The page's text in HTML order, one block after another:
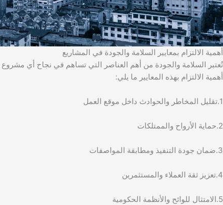
أهمية الالتزام بمعايير السلامة والجودة في المشاريع
تُعتبر السلامة والجودة من أهم العناصر التي تساهم في نجاح أي
أهمية الالتزام بهذه المعايير ما يلي:
1.تقليل المخاطر والحوادث داخل موقع العمل
2.حماية الأرواح والممتلكات
3.ضمان جودة التنفيذ ومطابقة المواصفات
4.تعزيز ثقة العملاء والمستثمرين
5.الامتثال للوائح والأنظمة الحكومية